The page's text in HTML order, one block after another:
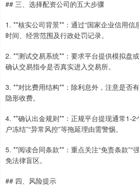
## 三、选择配资公司的五大步骤
1. **核实公司背景**：通过“国家企业信用信
时间、经营范围及行政处罚记录。
2. **测试交易系统**：要求平台提供模拟盘
确认交易指令是否真实进入交易所。
3. **对比费用结构**：除利息外，注意是否
隐形收费。
4. **确认出金规则**：正规平台提现通常1-2
户冻结”“异常风控”等拖延理由需警惕。
5. **阅读合同条款**：重点关注“免责条款”“
免法律盲区。
## 四、风险提示